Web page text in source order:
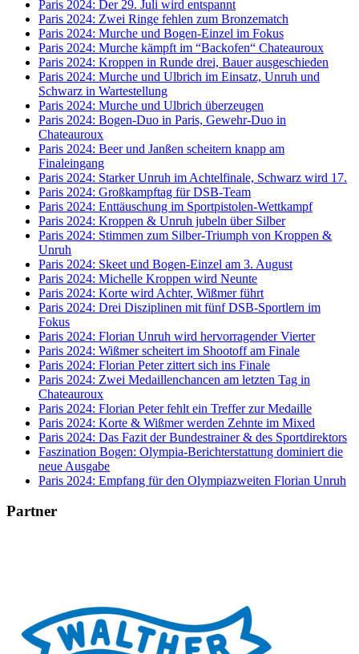
Paris 2024: Der 29. Juli wird entspannt
Paris 2024: Zwei Ringe fehlen zum Bronzematch
Paris 2024: Murche und Bogen-Einzel im Fokus
Paris 2024: Murche kämpft im “Backofen“ Chateauroux
Paris 2024: Kroppen in Runde drei, Bauer ausgeschieden
Paris 2024: Murche und Ulbrich im Einsatz, Unruh und
Schwarz in Wartestellung
Paris 2024: Murche und Ulbrich überzeugen
Paris 2024: Bogen-Duo in Paris, Gewehr-Duo in
Chateauroux
Paris 2024: Beer und Janßen scheitern knapp am
Finaleingang
Paris 2024: Starker Unruh im Achtelfinale, Schwarz wird 17.
Paris 2024: Großkampftag für DSB-Team
Paris 2024: Enttäuschung im Sportpistolen-Wettkampf
Paris 2024: Kroppen & Unruh jubeln über Silber
Paris 2024: Stimmen zum Silber-Triumph von Kroppen &
Unruh
Paris 2024: Skeet und Bogen-Einzel am 3. August
Paris 2024: Michelle Kroppen wird Neunte
Paris 2024: Korte wird Achter, Wißmer führt
Paris 2024: Drei Disziplinen mit fünf DSB-Sportlern im
Fokus
Paris 2024: Florian Unruh wird hervorragender Vierter
Paris 2024: Wißmer scheitert im Shootoff am Finale
Paris 2024: Florian Peter zittert sich ins Finale
Paris 2024: Zwei Medaillenchancen am letzten Tag in
Chateauroux
Paris 2024: Florian Peter fehlt ein Treffer zur Medaille
Paris 2024: Korte & Wißmer werden Zehnte im Mixed
Paris 2024: Das Fazit der Bundestrainer & des Sportdirektors
Faszination Bogen: Olympia-Berichterstattung dominiert die
neue Ausgabe
Paris 2024: Empfang für den Olympiazweiten Florian Unruh
Partner